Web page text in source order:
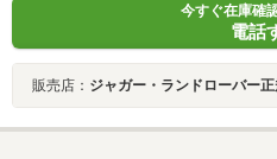
今すぐ在庫確
電話
販売店： ジャガー・ランドローバー正規リ